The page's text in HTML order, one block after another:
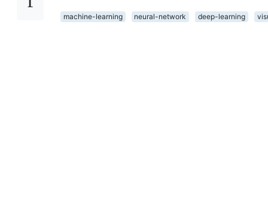
machine-learning neural-network deep-learning